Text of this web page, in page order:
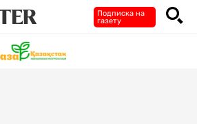
Подписка на
газету